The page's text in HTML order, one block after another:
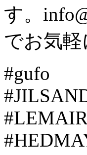
す。
でお気
#gufo